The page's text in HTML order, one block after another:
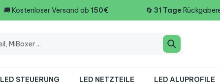
🚚 Kostenloser Versand ab 150€ 🔄 31 Tage
LED STEUERUNG LED NETZTEILE LED ALUPROFILE